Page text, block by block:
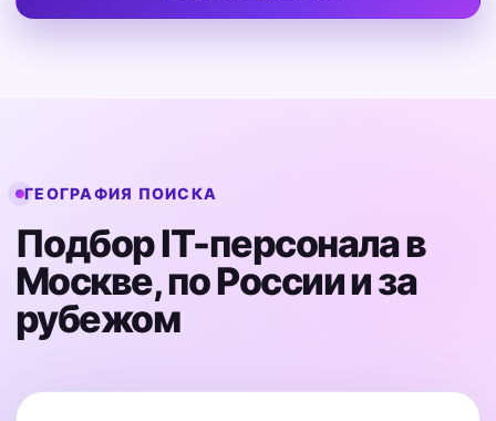
ГЕОГРАФИЯ ПОИСКА
Подбор IT-персонала в
Москве, по России и за
рубежом